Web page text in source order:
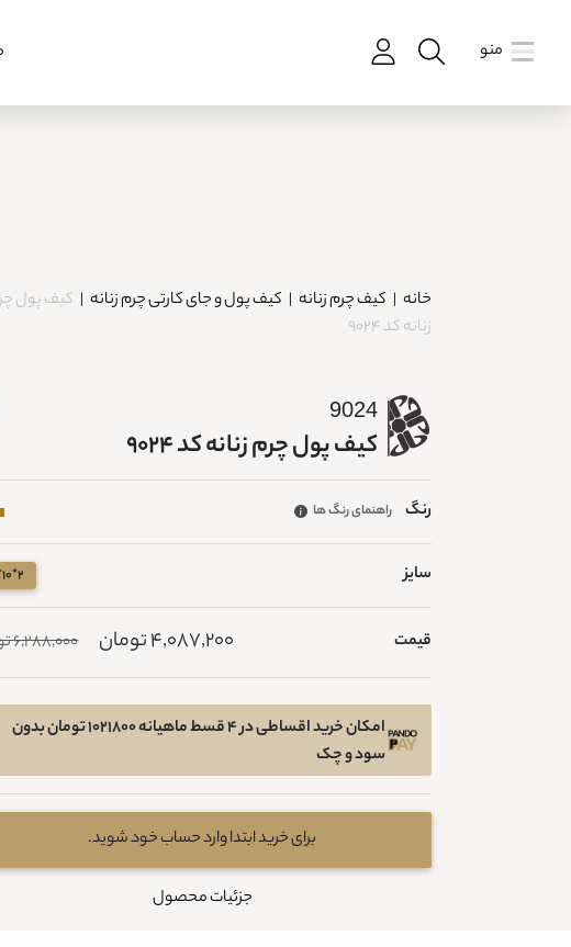
منو
خانه | کیف چرم زنانه | کیف پول و جای کارتی چرم زنانه | کیف پول
زنانه کد 9024
9024
کیف پول چرم زنانه کد 9024
رنگ راهنمای رنگ ها
سایز 2*10*15
قیمت 4,087,200 تومان 6,288,000 تومان
امکان خرید اقساطی در 4 قسط ماهیانه 1021800 تومان بدون
سود و چک
برای خرید ابتدا وارد حساب خود شوید.
جزئیات محصول